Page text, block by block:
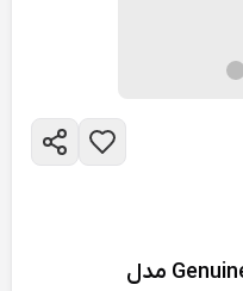
لنت ترمز جلو اورجینال Genuine Parts مدل